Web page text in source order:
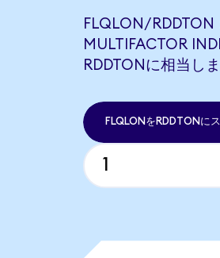
FLQLON/RDDTON
MULTIFACTOR
RDDTONに相当し
FLQLONをRDDTONに